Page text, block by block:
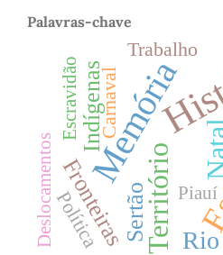
Palavras-chave
Memória
Território Rio
FronteirasSertão
Indígenas
Trabalho
Política
Carnaval
Deslocamentos Piauí
Escravidão